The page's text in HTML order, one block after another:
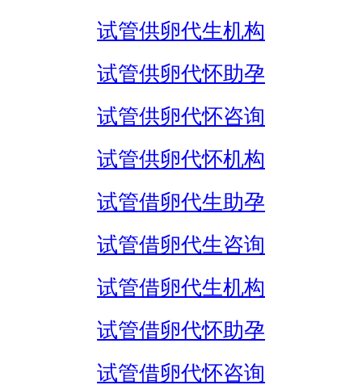
试管供卵代生机构
试管供卵代怀助孕
试管供卵代怀咨询
试管供卵代怀机构
试管借卵代生助孕
试管借卵代生咨询
试管借卵代生机构
试管借卵代怀助孕
试管借卵代怀咨询